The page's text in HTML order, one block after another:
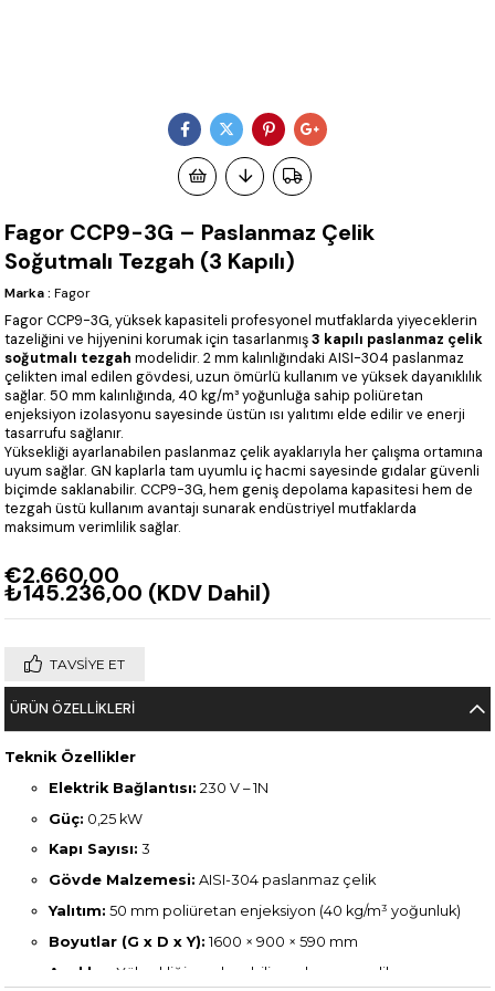
Fagor CCP9-3G – Paslanmaz Çelik
Soğutmalı Tezgah (3 Kapılı)
Marka : Fagor
Fagor CCP9-3G, yüksek kapasiteli profesyonel mutfaklarda yiyeceklerin
tazeliğini ve hijyenini korumak için tasarlanmış3 kapılı paslanmaz çelik
soğutmalı tezgah modelidir. 2 mm kalınlığındaki AISI-304 paslanmaz
çelikten imal edilen gövdesi, uzun ömürlü kullanım ve yüksek dayanıklılık
sağlar. 50 mm kalınlığında, 40 kg/m³ yoğunluğa sahip poliüretan
enjeksiyon izolasyonu sayesinde üstün ısı yalıtımı elde edilir ve enerji
tasarrufu sağlanır.
Yüksekliği ayarlanabilen paslanmaz çelik ayaklarıyla her çalışma ortamına
uyum sağlar. GN kaplarla tam uyumlu iç hacmi sayesinde gıdalar güvenli
biçimde saklanabilir. CCP9-3G, hem geniş depolama kapasitesi hem de
tezgah üstü kullanım avantajı sunarak endüstriyel mutfaklarda
maksimum verimlilik sağlar.
€2.660,00
₺145.236,00 (KDV Dahil)
TAVSIYE ET
ÜRÜN ÖZELLIKLERI
Teknik Özellikler
Elektrik Bağlantısı: 230 V – 1N
Güç: 0,25 kW
Kapı Sayısı: 3
Gövde Malzemesi: AISI-304 paslanmaz çelik
Yalıtım: 50 mm poliüretan enjeksiyon (40 kg/m³ yoğunluk)
Boyutlar (G x D x Y): 1600 × 900 × 590 mm
Ayaklar:
Yüksekliği ayarlanabilir paslanmaz çelik